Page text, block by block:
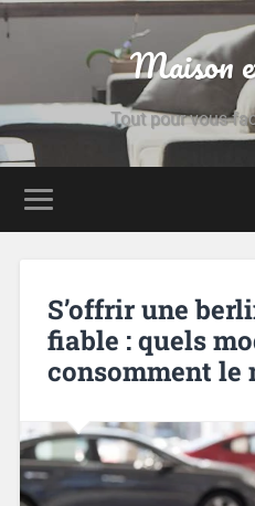
Maison
Tout pour vous
S’offrir une
fiable : quels
consomment le